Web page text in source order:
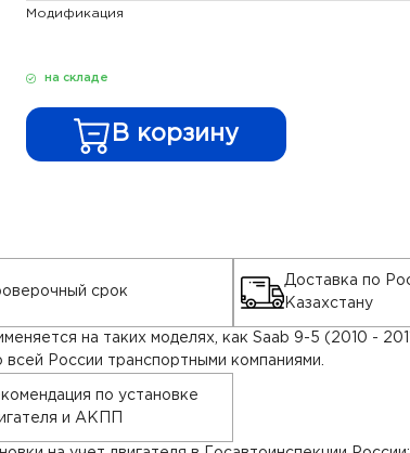
Модификация
на складе
В корзину
срок
Доставка по
Казахстану
на таких моделях, как Saab 9-5 (2010 -
России транспортными компаниями.
по установке
и АКПП